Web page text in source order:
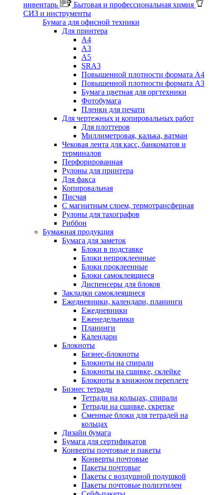
инвентарь
Бытовая и профессиональная химия
СИЗ и инструменты
Бумага для офисной техники
Для принтера
А4
А3
А5
SRA3
Повышенной плотности формата А4
Повышенной плотности формата А3
Бумага цветная для оргтехники
Фотобумага
Пленки для печати
Для чертежных и копировальных работ
Для плоттеров
Миллиметровая, калька, ватман
Чековая лента для касс, банкоматов и
терминалов
Перфорированная
Рулоны для принтера
Для факса
Копировальная
Писчая
С магнитным слоем, термотрансферная
Рулоны для тахографов
Риббон
Бумажная продукция
Бумага для заметок
Блоки в подставке
Блоки непроклеенные
Блоки проклеенные
Блоки самоклеящиеся
Диспенсеры для блоков
Закладки самоклеящиеся
Ежедневники, календари, планинги
Ежедневники
Еженедельники
Планинги
Календари
Блокноты
Бизнес-блокноты
Блокноты на спирали
Блокноты на сшивке, склейке
Блокноты в книжном переплете
Бизнес тетради
Тетради на кольцах, спирали
Тетради на сшивке, скрепке
Сменные блоки для тетрадей на
кольцах
Дизайн бумага
Бумага для сертификатов
Конверты почтовые и пакеты
Конверты почтовые
Пакеты почтовые
Пакеты с воздушной подушкой
Пакеты почтовые полиэтилен